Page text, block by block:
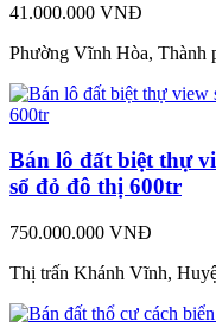
41.000.000 VNĐ
Phường Vĩnh Hòa, Thành
Bán lô đất biệt thự
sổ đỏ đô thị 600tr
750.000.000 VNĐ
Thị trấn Khánh Vĩnh,